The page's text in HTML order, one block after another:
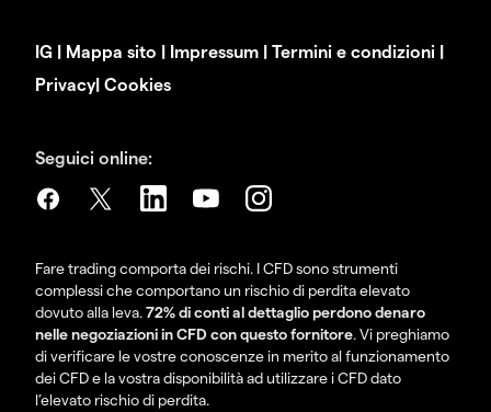
IG | Mappa sito | Impressum | Termini e condizioni |
Privacy| Cookies
Seguici online:
Fare trading comporta dei rischi. I CFD sono strumenti
complessi che comportano un rischio di perdita elevato
dovuto alla leva.72% di conti al dettaglio perdono denaro
nelle negoziazioni in CFD con questo fornitore. Vi preghiamo
di verificare le vostre conoscenze in merito al funzionamento
dei CFD e la vostra disponibilità ad utilizzare i CFD dato
l’elevato rischio di perdita.